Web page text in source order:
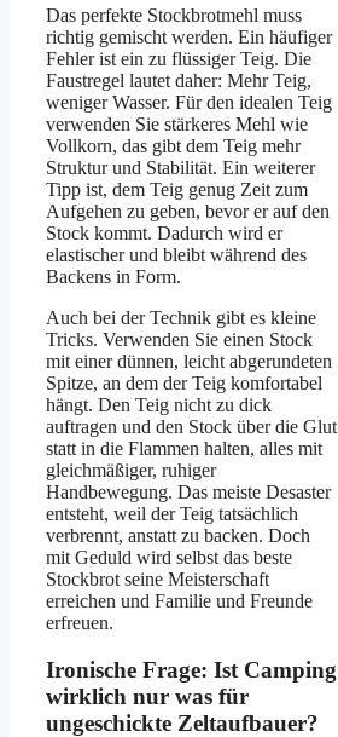
Das perfekte Stockbrotmehl muss
richtig gemischt werden. Ein häufiger
Fehler ist ein zu flüssiger Teig. Die
Faustregel lautet daher: Mehr Teig,
weniger Wasser. Für den idealen Teig
verwenden Sie stärkeres Mehl wie
Vollkorn, das gibt dem Teig mehr
Struktur und Stabilität. Ein weiterer
Tipp ist, dem Teig genug Zeit zum
Aufgehen zu geben, bevor er auf den
Stock kommt. Dadurch wird er
elastischer und bleibt während des
Backens in Form.
Auch bei der Technik gibt es kleine
Tricks. Verwenden Sie einen Stock
mit einer dünnen, leicht abgerundeten
Spitze, an dem der Teig komfortabel
hängt. Den Teig nicht zu dick
auftragen und den Stock über die Glut
statt in die Flammen halten, alles mit
gleichmäßiger, ruhiger
Handbewegung. Das meiste Desaster
entsteht, weil der Teig tatsächlich
verbrennt, anstatt zu backen. Doch
mit Geduld wird selbst das beste
Stockbrot seine Meisterschaft
erreichen und Familie und Freunde
erfreuen.
Ironische Frage: Ist Camping
wirklich nur was für
ungeschickte Zeltaufbauer?